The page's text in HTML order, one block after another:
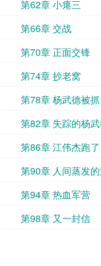
第62章 小瘪三
第66章 交战
第70章 正面交锋
第74章 抄老窝
第78章 杨武德被抓
第82章 失踪的杨
第86章 江伟杰跑了
第90章 人间蒸发
第94章 热血军营
第98章 又一封信